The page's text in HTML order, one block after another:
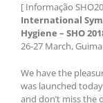
[ Informação
International
Hygiene – SHO
26-27 March,
We have the
was launched
and don’t miss